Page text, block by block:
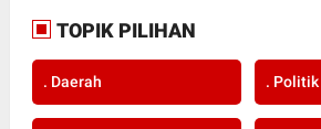
TOPIK PILIHAN
. Daerah . Politik